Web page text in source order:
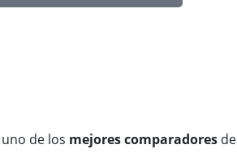
de los mejores comparadores de